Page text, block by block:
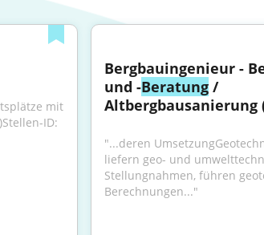
mit
ID:
Bergbauingenieur -
und -Beratung /
Altbergbausanierung
"...deren
liefern geo- und
Stellungnahmen, führen
Berechnungen..."